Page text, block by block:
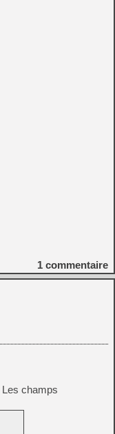
1 commentaire
Les champs